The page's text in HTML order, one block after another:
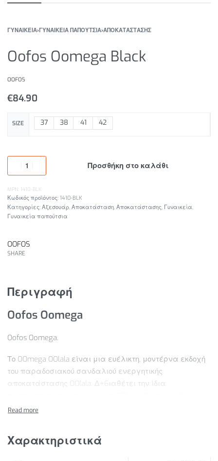
ΓΥΝΑΙΚΕΙΑ›ΓΥΝΑΙΚΕΙΑ ΠΑΠΟΥΤΣΙΑ›ΑΠΟΚΑΤΑΣΤΑΣΗΣ
Oofos Oomega Black
OOFOS
€84.90
SIZE 37 38 41 42
Προσθήκη στο καλάθι
MPN: 1410-BLK
1410-BLK
Κατηγορίες: Αξεσουάρ, Αποκατάσταση, Αποκατάστασης, Γυναικεία,
Γυναικεία παπούτσια
OOFOS
SHARE
Περιγραφή
Oofos Oomega
Oofos Oomega.
Το OOmega OOlala είναι μια ευέλικτη, μοντέρνα εκδοχή
του παραδοσιακού σανδαλιού ενεργητικής
αποκατάστασης OOlala. Δ+6ιαθέτει την ίδια
πατενταρισμένο σχεδιασμό του υποστρώματος – η
απορροφά τους κραδασμούς. Το OOmega είναι ένα
Χαρακτηριστικά